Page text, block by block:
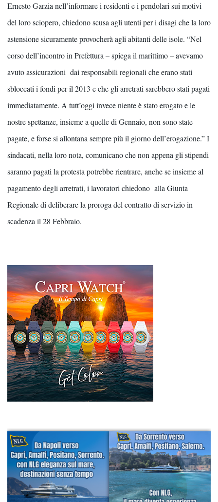
Ernesto Garzia nell’informare i residenti e i pendolari sui motivi
del loro sciopero, chiedono scusa agli utenti per i disagi che la loro
astensione sicuramente provocherà agli abitanti delle isole. “Nel
corso dell’incontro in Prefettura – spiega il marittimo – avevamo
avuto assicurazioni dai responsabili regionali che erano stati
sbloccati i fondi per il 2013 e che gli arretrati sarebbero stati pagati
immediatamente. A tutt’oggi invece niente è stato erogato e le
nostre spettanze, insieme a quelle di Gennaio, non sono state
pagate, e forse si allontana sempre più il giorno dell’erogazione.” I
sindacati, nella loro nota, comunicano che non appena gli stipendi
saranno pagati la protesta potrebbe rientrare, anche se insieme al
pagamento degli arretrati, i lavoratori chiedono alla Giunta
Regionale di deliberare la proroga del contratto di servizio in
scadenza il 28 Febbraio.